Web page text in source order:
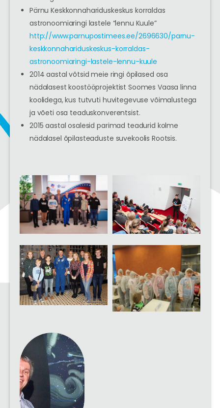
Pärnu Keskkonnahariduskeskus korraldas
astronoomiaringi lastele “lennu Kuule”
http://www.parnupostimees.ee/2696630/parnu-
keskkonnahariduskeskus-korraldas-
astronoomiaringi-lastele-lennu-kuule
2014 aastal võtsid meie ringi õpilased osa
nädalasest koostööprojektist Soomes Vaasa linna
koolidega, kus tutvuti huvitegevuse võimalustega
ja võeti osa teaduskonverentsist.
2015 aastal osalesid parimad teadurid kolme
nädalasel õpilasteaduste suvekoolis Rootsis.